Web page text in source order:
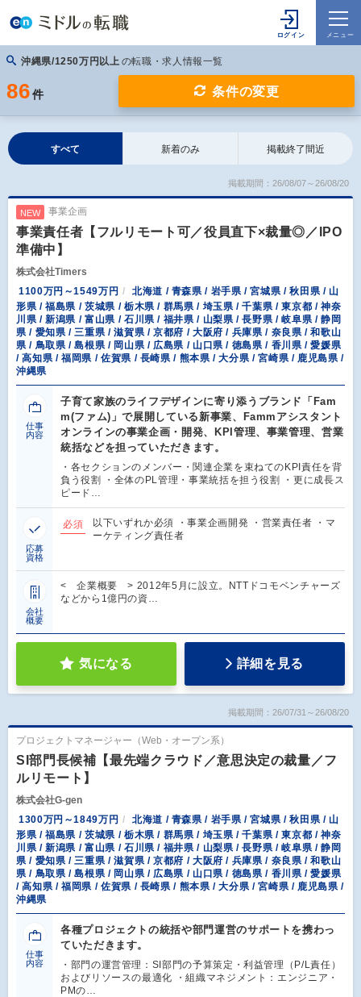
沖縄県/1250万円以上 の転職・求人情報一覧
86 件 条件の変更
すべて 新着のみ 掲載終了間近
掲載期間：26/08/07～26/08/20
NEW 事業企画
事業責任者【フルリモート可／役員直下×裁量◎／IPO
準備中】
株式会社Timers
1100万円～1549万円
北海道 / 青森県 / 岩手県 / 宮城県 / 秋田県 / 山
形県 / 福島県 / 茨城県 / 栃木県 / 群馬県 / 埼玉県 / 千葉県 / 東京都 / 神奈
川県 / 新潟県 / 富山県 / 石川県 / 福井県 / 山梨県 / 長野県 / 岐阜県 / 静岡
県 / 愛知県 / 三重県 / 滋賀県 / 京都府 / 大阪府 / 兵庫県 / 奈良県 / 和歌山
県 / 鳥取県 / 島根県 / 岡山県 / 広島県 / 山口県 / 徳島県 / 香川県 / 愛媛県
/ 高知県 / 福岡県 / 佐賀県 / 長崎県 / 熊本県 / 大分県 / 宮崎県 / 鹿児島県 /
沖縄県
仕事
内容
子育て家族のライフデザインに寄り添うブランド「Fam
m(ファム)」で展開している新事業、Fammアシスタント
オンラインの事業企画・開発、KPI管理、事業管理、営業
統括などを担っていただきます。
・各セクションのメンバー・関連企業を束ねてのKPI責任を背
負う役割 ・全体のPL管理・事業統括を担う役割 ・更に成長ス
ピード…
応募
資格
必須
以下いずれか必須 ・事業企画開発 ・営業責任者 ・マ
ーケティング責任者
会社
概要
< 企業概要 > 2012年5月に設立。NTTドコモベンチャーズ
などから1億円の資…
気になる 詳細を見る
掲載期間：26/07/31～26/08/20
プロジェクトマネージャー（Web・オープン系）
SI部門長候補【最先端クラウド／意思決定の裁量／フ
ルリモート】
株式会社G-gen
1300万円～1849万円
北海道 / 青森県 / 岩手県 / 宮城県 / 秋田県 / 山
形県 / 福島県 / 茨城県 / 栃木県 / 群馬県 / 埼玉県 / 千葉県 / 東京都 / 神奈
川県 / 新潟県 / 富山県 / 石川県 / 福井県 / 山梨県 / 長野県 / 岐阜県 / 静岡
県 / 愛知県 / 三重県 / 滋賀県 / 京都府 / 大阪府 / 兵庫県 / 奈良県 / 和歌山
県 / 鳥取県 / 島根県 / 岡山県 / 広島県 / 山口県 / 徳島県 / 香川県 / 愛媛県
/ 高知県 / 福岡県 / 佐賀県 / 長崎県 / 熊本県 / 大分県 / 宮崎県 / 鹿児島県 /
沖縄県
仕事
内容
各種プロジェクトの統括や部門運営のサポートを携わっ
ていただきます。
・部門の運営管理：SI部門の予算策定・利益管理（P/L責任）
およびリソースの最適化 ・組織マネジメント：エンジニア・
PMの…